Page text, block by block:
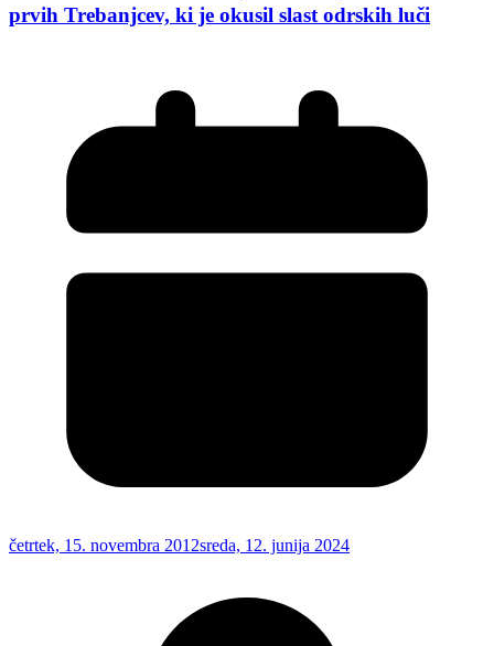
prvih Trebanjcev, ki je okusil slast odrskih luči
četrtek, 15. novembra 2012sreda, 12. junija 2024